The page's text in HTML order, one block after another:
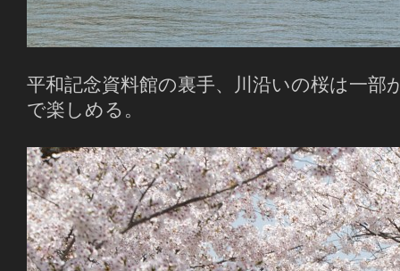
平和記念資料館の裏手、川沿いの桜は一部
で楽しめる。